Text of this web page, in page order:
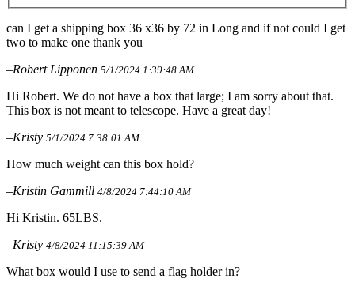
can I get a shipping box 36 x36 by 72 in Long and if not could I get
two to make one thank you
–Robert Lipponen 5/1/2024 1:39:48 AM
Hi Robert. We do not have a box that large; I am sorry about that.
This box is not meant to telescope. Have a great day!
–Kristy 5/1/2024 7:38:01 AM
How much weight can this box hold?
–Kristin Gammill 4/8/2024 7:44:10 AM
Hi Kristin. 65LBS.
–Kristy 4/8/2024 11:15:39 AM
What box would I use to send a flag holder in?